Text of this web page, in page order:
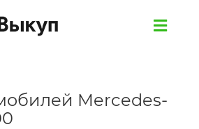
Mercedes-